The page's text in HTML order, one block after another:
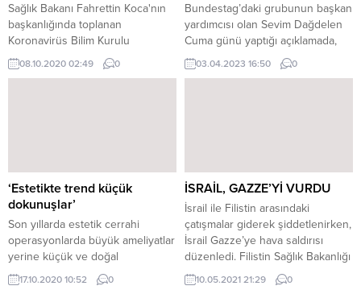
Sağlık Bakanı Fahrettin Koca'nın
başkanlığında toplanan
Koronavirüs Bilim Kurulu
toplantısının ardından yazılı
açıklama yapıldı. Salgınla ilgili son
çalışmalarında gelinen nokta
görüşülmüştür. İnsan üzerinde ilk
uygulamalara en yakın 5 aşının
geldiği aşama Bilim Kurulu üyeleri
08.10.2020 02:49 0
Bundestag’daki grubunun başkan
yardımcısı olan Sevim Dağdelen
Cuma günü yaptığı açıklamada,
Berlin’in Amerika ile “aşırı boyun
eğme ilişkisinden” ve
nükleer silahlarıyla birlikte geri
çekilmesini talep etmesi
gerektiğini sözlerine ekledi.
ABD’NİN EVİNE DÖNME...
03.04.2023 16:50 0
‘Estetikte trend küçük
dokunuşlar’
Son yıllarda estetik cerrahi
operasyonlarda büyük ameliyatlar
yerine küçük ve doğal
dokunuşlar yeni trend olmaya
17.10.2020 10:52 0
İSRAİL, GAZZE’Yİ VURDU
İsrail ile Filistin arasındaki
çatışmalar giderek şiddetlenirken,
İsrail Gazze’ye hava saldırısı
düzenledi. Filistin Sağlık Bakanlığı
tarafından yapılan açıklamada,
10.05.2021 21:29 0